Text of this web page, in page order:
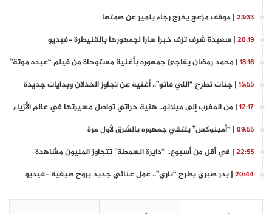
23:33 | موقف مزعج يخرج رجاء بلمير عن صمتها
20:19 | سعيدة شرف تزف خبرا سارا لجمهورها بالقنيطرة -فيديو
18:16 | محمد رمضان يفاجئ جمهوره بأغنية مستوحاة من فيلم “عبده موتة”
15:55 | جنات تطرح “اللي فاتو”.. أغنية عن تجاوز الخذلان وبدايات جديدة
12:17 | من المغرب إلى ميلانو.. هنية حراتي تواصل مسيرتها في عالم الأزياء
09:55 | “أمينوكس” يلتقي جمهوره بالشرق لأول مرة
22:55 | في أقل من أسبوع.. “دايرة السمطة” تتجاوز المليون مشاهدة
20:44 | بدر صبري يطرح “ناري”.. عمل غنائي جديد بروح صيفية -فيديو